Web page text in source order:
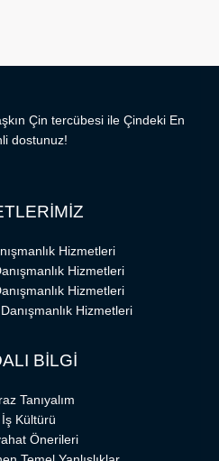
Çin tercübesi ile Çindeki En
dostunuz!
Hizmetleri
Hizmetleri
Hizmetleri
Hizmetleri
BİLGİ
Tanıyalım
Kültürü
Önerileri